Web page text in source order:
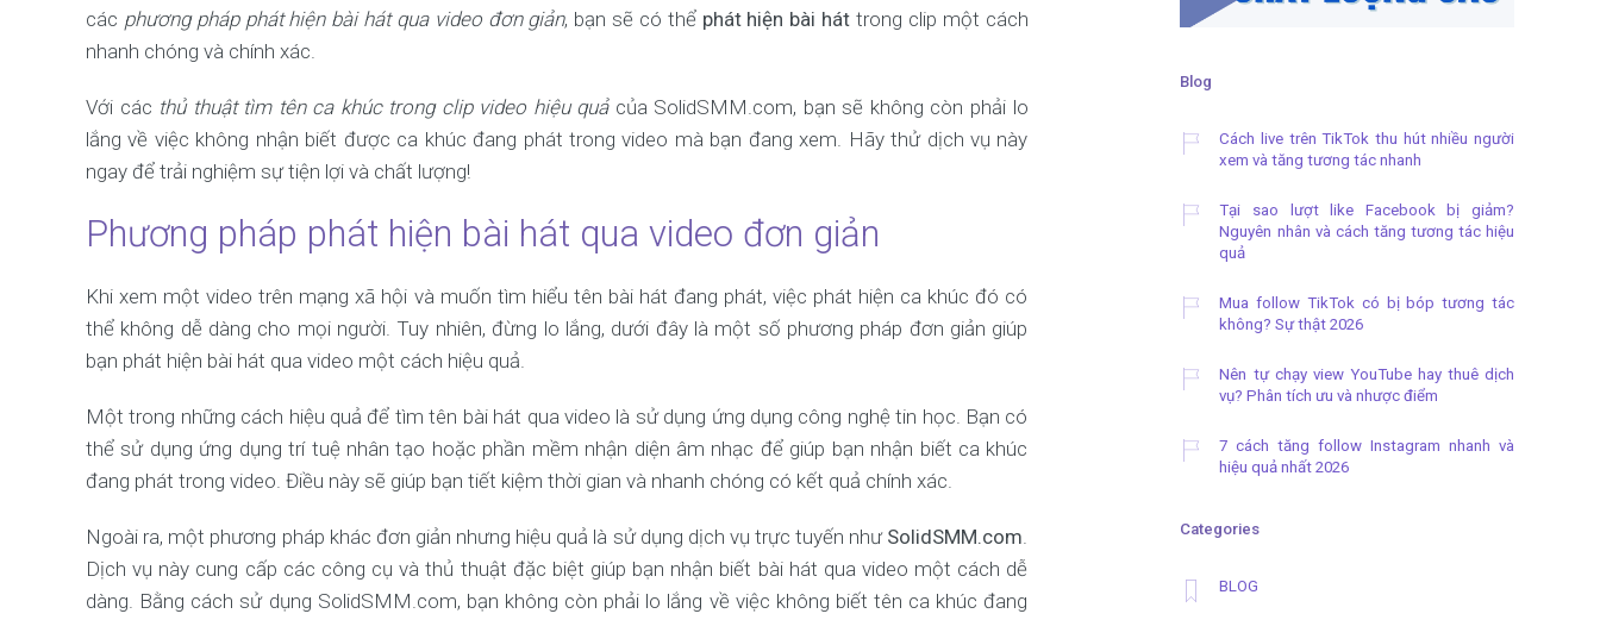
các phương pháp phát hiện bài hát qua video đơn giản, bạn sẽ có thể phát hiện bài hát trong clip một cách
nhanh chóng và chính xác.
Với các thủ thuật tìm tên ca khúc trong clip video hiệu quảcủa SolidSMM.com, bạn sẽ không còn phải lo
lắng về việc không nhận biết được ca khúc đang phát trong video mà bạn đang xem. Hãy thử dịch vụ này
ngay để trải nghiệm sự tiện lợi và chất lượng!
Phương pháp phát hiện bài hát qua video đơn giản
Khi xem một video trên mạng xã hội và muốn tìm hiểu tên bài hát đang phát, việc phát hiện ca khúc đó có
thể không dễ dàng cho mọi người. Tuy nhiên, đừng lo lắng, dưới đây là một số phương pháp đơn giản giúp
bạn phát hiện bài hát qua video một cách hiệu quả.
Một trong những cách hiệu quả để tìm tên bài hát qua video là sử dụng ứng dụng công nghệ tin học. Bạn có
thể sử dụng ứng dụng trí tuệ nhân tạo hoặc phần mềm nhận diện âm nhạc để giúp bạn nhận biết ca khúc
đang phát trong video. Điều này sẽ giúp bạn tiết kiệm thời gian và nhanh chóng có kết quả chính xác.
Ngoài ra, một phương pháp khác đơn giản nhưng hiệu quả là sử dụng dịch vụ trực tuyến như SolidSMM.com.
Dịch vụ này cung cấp các công cụ và thủ thuật đặc biệt giúp bạn nhận biết bài hát qua video một cách dễ
dàng. Bằng cách sử dụng SolidSMM.com, bạn không còn phải lo lắng về việc không biết tên ca khúc đang
Blog
Cách live trên TikTok thu hút nhiều người
xem và tăng tương tác nhanh
Tại sao lượt like Facebook bị giảm?
Nguyên nhân và cách tăng tương tác hiệu
quả
Mua follow TikTok có bị bóp tương tác
không? Sự thật 2026
Nên tự chạy view YouTube hay thuê dịch
vụ? Phân tích ưu và nhược điểm
7 cách tăng follow Instagram nhanh và
hiệu quả nhất 2026
Categories
BLOG